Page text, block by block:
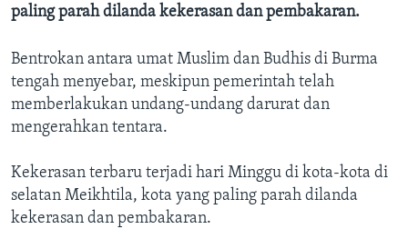
paling parah dilanda kekerasan dan pembakaran.
Bentrokan antara umat Muslim dan Budhis di Burma
tengah menyebar, meskipun pemerintah telah
memberlakukan undang-undang darurat dan
mengerahkan tentara.
Kekerasan terbaru terjadi hari Minggu di kota-kota di
selatan Meikhtila, kota yang paling parah dilanda
kekerasan dan pembakaran.